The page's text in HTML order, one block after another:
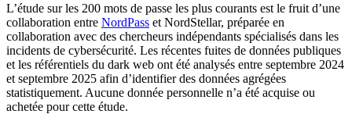
L’étude sur les 200 mots de passe les plus courants est le fruit d’une
collaboration entre NordPass et NordStellar, préparée en
collaboration avec des chercheurs indépendants spécialisés dans les
incidents de cybersécurité. Les récentes fuites de données publiques
et les référentiels du dark web ont été analysés entre septembre 2024
et septembre 2025 afin d’identifier des données agrégées
statistiquement. Aucune donnée personnelle n’a été acquise ou
achetée pour cette étude.